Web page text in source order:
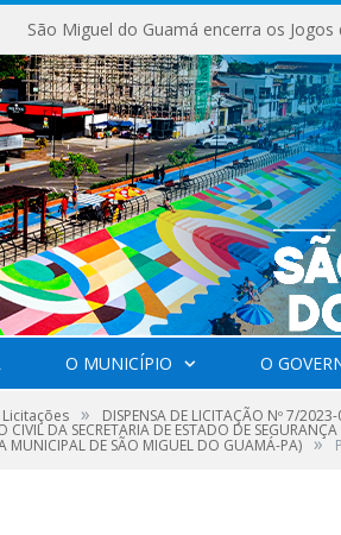
O MUNICÍPIO O
Licitações » DISPENSA DE LICITAÇÃO Nº 7/
CIVIL DA SECRETARIA DE ESTADO DE
MUNICIPAL DE SÃO MIGUEL DO GUAMÁ-PA) »